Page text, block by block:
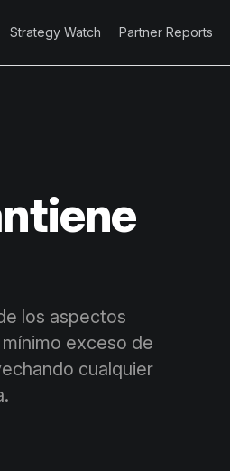
Strategy Watch Partner Reports
los aspectos
exceso de
cualquier